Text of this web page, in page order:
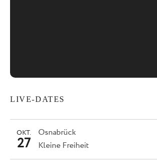
LIVE-DATES
Osnabrück
OKT.
27 Kleine Freiheit